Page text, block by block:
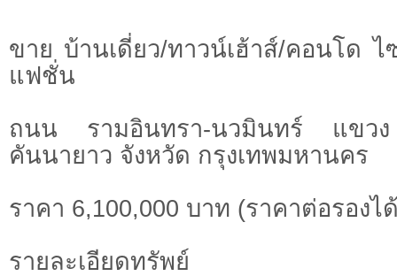
ขาย บ้านเดี่ยว/ทาวน์เฮ้าส์/คอนโด
แฟชั่น
ถนน รามอินทรา-นวมินทร์ แขว
คันนายาว จังหวัด กรุงเทพมหานคร
ราคา 6,100,000 บาท (ราคาต่อรองไ
รายละเอียดทรัพย์